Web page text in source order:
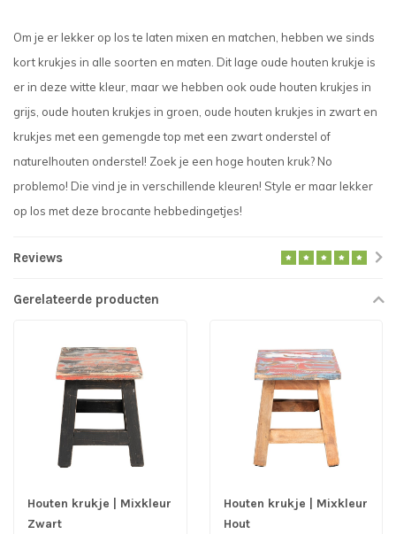
Om je er lekker op los te laten mixen en matchen, hebben we sinds
kort krukjes in alle soorten en maten. Dit lage oude houten krukje is
er in deze witte kleur, maar we hebben ook oude houten krukjes in
grijs, oude houten krukjes in groen, oude houten krukjes in zwart en
krukjes met een gemengde top met een zwart onderstel of
naturelhouten onderstel! Zoek je een hoge houten kruk? No
problemo! Die vind je in verschillende kleuren! Style er maar lekker
op los met deze brocante hebbedingetjes!
Reviews
Gerelateerde producten
Houten krukje | Mixkleur
Zwart
Houten krukje | Mixkleur
Hout